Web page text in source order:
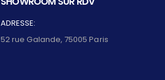
ADRESSE:
52 rue Galande, 75005 Paris